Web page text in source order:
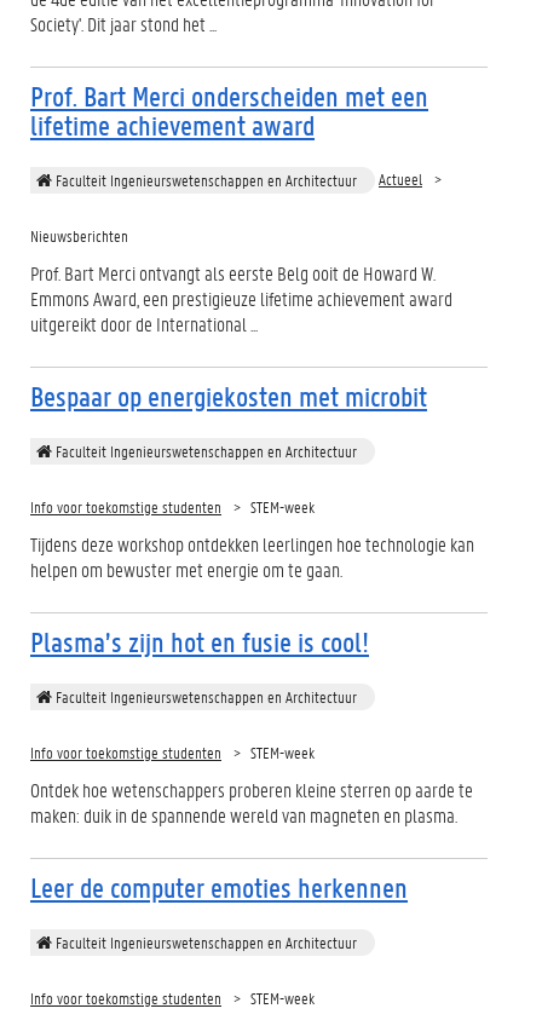
Society'. Dit jaar stond het ...
Prof. Bart Merci onderscheiden met een
lifetime achievement award
Faculteit Ingenieurswetenschappen en Architectuur Actueel
Nieuwsberichten
Prof. Bart Merci ontvangt als eerste Belg ooit de Howard W.
Emmons Award, een prestigieuze lifetime achievement award
uitgereikt door de International ...
Bespaar op energiekosten met microbit
Faculteit Ingenieurswetenschappen en Architectuur
Info voor toekomstige studenten STEM-week
Tijdens deze workshop ontdekken leerlingen hoe technologie kan
helpen om bewuster met energie om te gaan.
Plasma’s zijn hot en fusie is cool!
Faculteit Ingenieurswetenschappen en Architectuur
Info voor toekomstige studenten STEM-week
Ontdek hoe wetenschappers proberen kleine sterren op aarde te
maken: duik in de spannende wereld van magneten en plasma.
Leer de computer emoties herkennen
Faculteit Ingenieurswetenschappen en Architectuur
Info voor toekomstige studenten STEM-week